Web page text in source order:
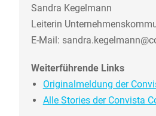
Sandra Kegelmann
Leiterin
E-Mail:
Weiterführende Links
Originalmeldung der
Alle Stories der Convista